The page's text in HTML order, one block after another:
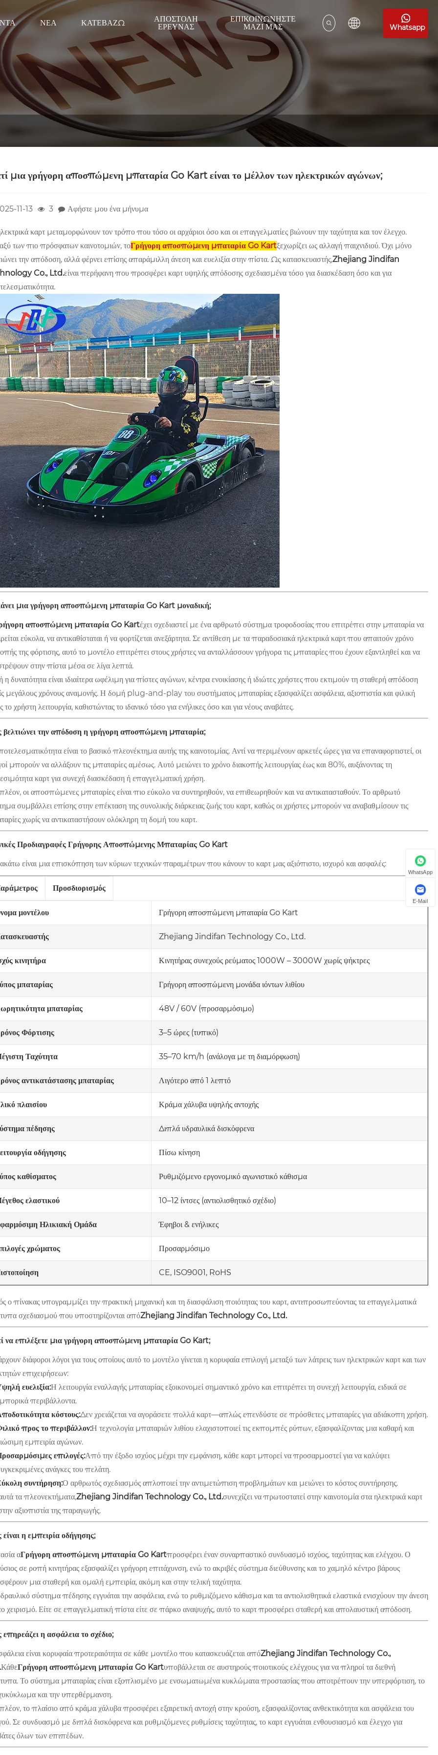
ΝΈΑ ΚΑΤΕΒΆΖΩ
ΑΠΟΣΤΟΛΉ
ΈΡΕΥΝΑΣ
ΕΠΙΚΟΙΝΩΝΉΣΤΕ
ΜΑΖΊ ΜΑΣ
Whatsapp
μια γρήγορη αποσπώμενη μπαταρία Go Kart είναι το μέλλον των ηλεκτρικών αγώνων;
11-13 3 Αφήστε μου ένα μήνυμα
καρτ μεταμορφώνουν τον τρόπο που τόσο οι αρχάριοι όσο και οι επαγγελματίες βιώνουν την ταχύτητα και τον έλεγχο.
των πιο πρόσφατων καινοτομιών, τοΓρήγορη αποσπώμενη μπαταρία Go Kartξεχωρίζει ως αλλαγή παιχνιδιού. Όχι μόνο
την απόδοση, αλλά φέρνει επίσης απαράμιλλη άνεση και ευελιξία στην πίστα. Ως κατασκευαστής,Zhejiang Jindifan
Co., Ltd.είναι περήφανη που προσφέρει καρτ υψηλής απόδοσης σχεδιασμένα τόσο για διασκέδαση όσο και για
μια γρήγορη αποσπώμενη μπαταρία Go Kart μοναδική;
αποσπώμενη μπαταρία Go Kartέχει σχεδιαστεί με ένα αρθρωτό σύστημα τροφοδοσίας που επιτρέπει στην μπαταρία να
εύκολα, να αντικαθίσταται ή να φορτίζεται ανεξάρτητα. Σε αντίθεση με τα παραδοσιακά ηλεκτρικά καρτ που απαιτούν χρόνο
της φόρτισης, αυτό το μοντέλο επιτρέπει στους χρήστες να ανταλλάσσουν γρήγορα τις μπαταρίες που έχουν εξαντληθεί και να
στην πίστα μέσα σε λίγα λεπτά.
η δυνατότητα είναι ιδιαίτερα ωφέλιμη για πίστες αγώνων, κέντρα ενοικίασης ή ιδιώτες χρήστες που εκτιμούν τη σταθερή απόδοση
μεγάλους χρόνους αναμονής. Η δομή plug-and-play του συστήματος μπαταρίας εξασφαλίζει ασφάλεια, αξιοπιστία και φιλική
το χρήστη λειτουργία, καθιστώντας το ιδανικό τόσο για ενήλικες όσο και για νέους αναβάτες.
την απόδοση η γρήγορη αποσπώμενη μπαταρία;
είναι το βασικό πλεονέκτημα αυτής της καινοτομίας. Αντί να περιμένουν αρκετές ώρες για να επαναφορτιστεί, οι
μπορούν να αλλάξουν τις μπαταρίες αμέσως. Αυτό μειώνει το χρόνο διακοπής λειτουργίας έως και 80%, αυξάνοντας τη
καρτ για συνεχή διασκέδαση ή επαγγελματική χρήση.
οι αποσπώμενες μπαταρίες είναι πιο εύκολο να συντηρηθούν, να επιθεωρηθούν και να αντικατασταθούν. Το αρθρωτό
συμβάλλει επίσης στην επέκταση της συνολικής διάρκειας ζωής του καρτ, καθώς οι χρήστες μπορούν να αναβαθμίσουν τις
χωρίς να αντικαταστήσουν ολόκληρη τη δομή του καρτ.
Προδιαγραφές Γρήγορης Αποσπώμενης Μπαταρίας Go Kart
είναι μια επισκόπηση των κύριων τεχνικών παραμέτρων που κάνουν το καρτ μας αξιόπιστο, ισχυρό και ασφαλές:
Προσδιορισμός
μοντέλου Γρήγορη αποσπώμενη μπαταρία Go Kart
Zhejiang Jindifan Technology Co., Ltd.
κινητήρα Κινητήρας συνεχούς ρεύματος 1000W – 3000W χωρίς ψήκτρες
μπαταρίας Γρήγορη αποσπώμενη μονάδα ιόντων λιθίου
μπαταρίας 48V / 60V (προσαρμόσιμο)
Φόρτισης 3–5 ώρες (τυπικό)
Ταχύτητα 35–70 km/h (ανάλογα με τη διαμόρφωση)
αντικατάστασης μπαταρίας Λιγότερο από 1 λεπτό
πλαισίου Κράμα χάλυβα υψηλής αντοχής
πέδησης Διπλά υδραυλικά δισκόφρενα
οδήγησης Πίσω κίνηση
καθίσματος Ρυθμιζόμενο εργονομικό αγωνιστικό κάθισμα
ελαστικού 10–12 ίντσες (αντιολισθητικό σχέδιο)
Ηλικιακή Ομάδα Έφηβοι & ενήλικες
χρώματος Προσαρμόσιμο
CE, ISO9001, RoHS
ο πίνακας υπογραμμίζει την πρακτική μηχανική και τη διασφάλιση ποιότητας του καρτ, αντιπροσωπεύοντας τα επαγγελματικά
σχεδιασμού που υποστηρίζονται απόZhejiang Jindifan Technology Co., Ltd.
να επιλέξετε μια γρήγορη αποσπώμενη μπαταρία Go Kart;
διάφοροι λόγοι για τους οποίους αυτό το μοντέλο γίνεται η κορυφαία επιλογή μεταξύ των λάτρεις των ηλεκτρικών καρτ και των
επιχειρήσεων:
ευελιξία:Η λειτουργία εναλλαγής μπαταρίας εξοικονομεί σημαντικό χρόνο και επιτρέπει τη συνεχή λειτουργία, ειδικά σε
περιβάλλοντα.
κόστους:Δεν χρειάζεται να αγοράσετε πολλά καρτ—απλώς επενδύστε σε πρόσθετες μπαταρίες για αδιάκοπη χρήση.
προς το περιβάλλον:Η τεχνολογία μπαταριών λιθίου ελαχιστοποιεί τις εκπομπές ρύπων, εξασφαλίζοντας μια καθαρή και
εμπειρία αγώνων.
επιλογές:Από την έξοδο ισχύος μέχρι την εμφάνιση, κάθε καρτ μπορεί να προσαρμοστεί για να καλύψει
ανάγκες του πελάτη.
συντήρηση:Ο αρθρωτός σχεδιασμός απλοποιεί την αντιμετώπιση προβλημάτων και μειώνει το κόστος συντήρησης.
τα πλεονεκτήματα,Zhejiang Jindifan Technology Co., Ltd.συνεχίζει να πρωτοστατεί στην καινοτομία στα ηλεκτρικά καρτ
αξιοπιστία της παραγωγής.
η εμπειρία οδήγησης;
αΓρήγορη αποσπώμενη μπαταρία Go Kartπροσφέρει έναν συναρπαστικό συνδυασμό ισχύος, ταχύτητας και ελέγχου. Ο
σε ροπή κινητήρας εξασφαλίζει γρήγορη επιτάχυνση, ενώ το ακριβές σύστημα διεύθυνσης και το χαμηλό κέντρο βάρους
μια σταθερή και ομαλή εμπειρία, ακόμη και στην τελική ταχύτητα.
σύστημα πέδησης εγγυάται την ασφάλεια, ενώ το ρυθμιζόμενο κάθισμα και τα αντιολισθητικά ελαστικά ενισχύουν την άνεση
χειρισμό. Είτε σε επαγγελματική πίστα είτε σε πάρκο αναψυχής, αυτό το καρτ προσφέρει σταθερή και απολαυστική απόδοση.
η ασφάλεια το σχέδιο;
είναι κορυφαία προτεραιότητα σε κάθε μοντέλο που κατασκευάζεται απόZhejiang Jindifan Technology Co.,
ΚάθεΓρήγορη αποσπώμενη μπαταρία Go Kartυποβάλλεται σε αυστηρούς ποιοτικούς ελέγχους για να πληροί τα διεθνή
Το σύστημα μπαταρίας είναι εξοπλισμένο με ενσωματωμένα κυκλώματα προστασίας που αποτρέπουν την υπερφόρτιση, το
και την υπερθέρμανση.
το πλαίσιο από κράμα χάλυβα προσφέρει εξαιρετική αντοχή στην κρούση, εξασφαλίζοντας ανθεκτικότητα και ασφάλεια του
Σε συνδυασμό με διπλά δισκόφρενα και ρυθμιζόμενες ρυθμίσεις ταχύτητας, το καρτ εγγυάται ενθουσιασμό και έλεγχο για
όλων των επιπέδων.
WhatsApp
E-Mail